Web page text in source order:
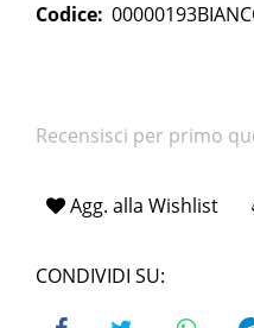
Codice:
Recensisci per primo
Agg. alla Wishlist
CONDIVIDI SU: